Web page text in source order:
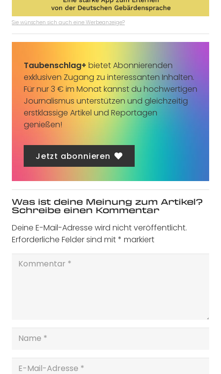
Sie wünschen sich auch eine Werbeanzeige?
Taubenschlag+ bietet Abonnierenden
exklusiven Zugang zu interessanten Inhalten.
Für nur 3 € im Monat kannst du hochwertigen
Journalismus unterstützen und gleichzeitig
erstklassige Artikel und Reportagen
genießen!
Jetzt abonnieren
Was ist deine Meinung zum Artikel?
Schreibe einen Kommentar
Deine E-Mail-Adresse wird nicht veröffentlicht.
Erforderliche Felder sind mit* markiert